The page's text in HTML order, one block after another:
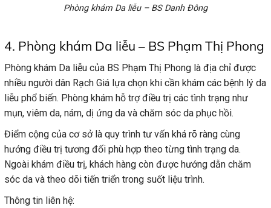
Phòng khám Da liễu – BS Danh Đông
4. Phòng khám Da liễu – BS Phạm Thị Phong
Phòng khám Da liễu của BS Phạm Thị Phong là địa chỉ được
nhiều người dân Rạch Giá lựa chọn khi cần khám các bệnh lý da
liễu phổ biến. Phòng khám hỗ trợ điều trị các tình trạng như
mụn, viêm da, nám, dị ứng da và chăm sóc da phục hồi.
Điểm cộng của cơ sở là quy trình tư vấn khá rõ ràng cùng
hướng điều trị tương đối phù hợp theo từng tình trạng da.
Ngoài khám điều trị, khách hàng còn được hướng dẫn chăm
sóc da và theo dõi tiến triển trong suốt liệu trình.
Thông tin liên hệ: